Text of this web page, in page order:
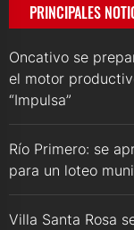
PRINCIPALES
Oncativo se
el motor
“Impulsa”
Río Primero: se
para un loteo
Villa Santa Rosa